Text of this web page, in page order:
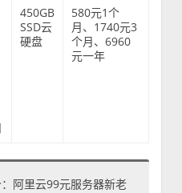
450GB
SSD云
硬盘
580元1个
月、1740元3
个月、6960
元一年
阿里云99元服务器新老